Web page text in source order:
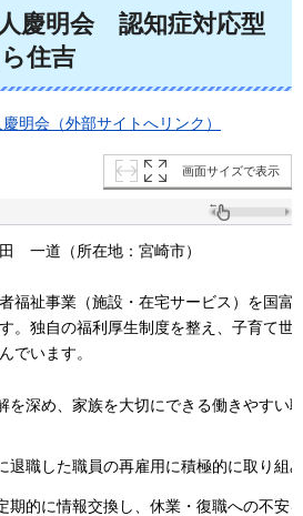
慶明会 認知症対応型
住吉
明会（外部サイトへリンク）
画面サイズで表示
一道 （所在地：宮崎市）
福祉事業（施設・在宅サービス）を国富
。独自の福利厚生制度を整え、子育て世
でいます。
を深め、家族を大切にできる働きやすい
退職した職員の再雇用に積極的に取り組
期的に情報交換し、休業・復職への不安